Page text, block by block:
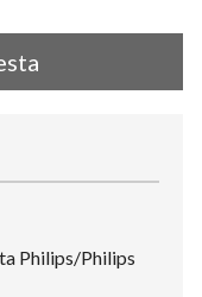
Philips/Philips